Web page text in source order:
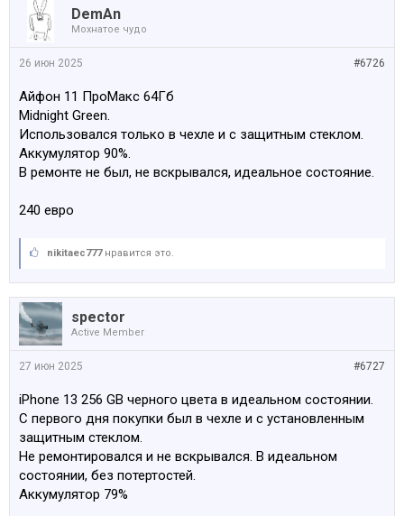
Цена 480
29975771
Посмотреть вложение 183191
Посмотреть вложение 183192
DemAn
Мохнатое чудо
#6726
26 июн 2025
Айфон 11 ПроМакс 64Гб
Midnight Green.
Использовался только в чехле и с защитным стеклом.
Аккумулятор 90%.
В ремонте не был, не вскрывался, идеальное состояние.
240 евро
nikitaec777нравится это.
spector
Active Member
#6727
27 июн 2025
iPhone 13 256 GB черного цвета в идеальном состоянии.
С первого дня покупки был в чехле и с установленным
защитным стеклом.
Не ремонтировался и не вскрывался. В идеальном
состоянии, без потертостей.
Аккумулятор 79%